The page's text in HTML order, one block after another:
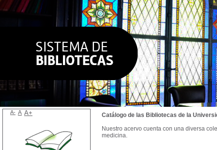
Catálogo de las Bibliotecas de la
Nuestro acervo cuenta con una diversa
medicina.
A- A A+